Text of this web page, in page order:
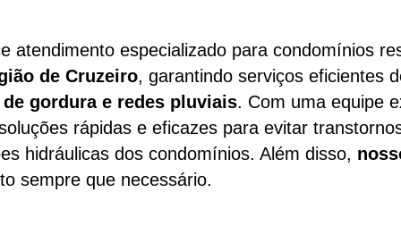
atendimento especializado para condomínios
de Cruzeiro, garantindo serviços eficientes
gordura e redes pluviais. Com uma equipe
rápidas e eficazes para evitar
hidráulicas dos condomínios. Além disso,
sempre que necessário.